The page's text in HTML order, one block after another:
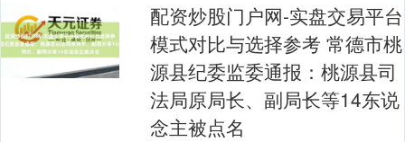
配资炒股门户网-实盘交易平台
模式对比与选择参考 常德市桃
源县纪委监委通报：桃源县司
法局原局长、副局长等14东说
念主被点名